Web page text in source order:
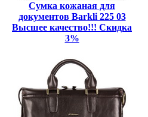
Сумка кожаная для
документов Barkli 225 03
Высшее качество!!! Скидка
3%